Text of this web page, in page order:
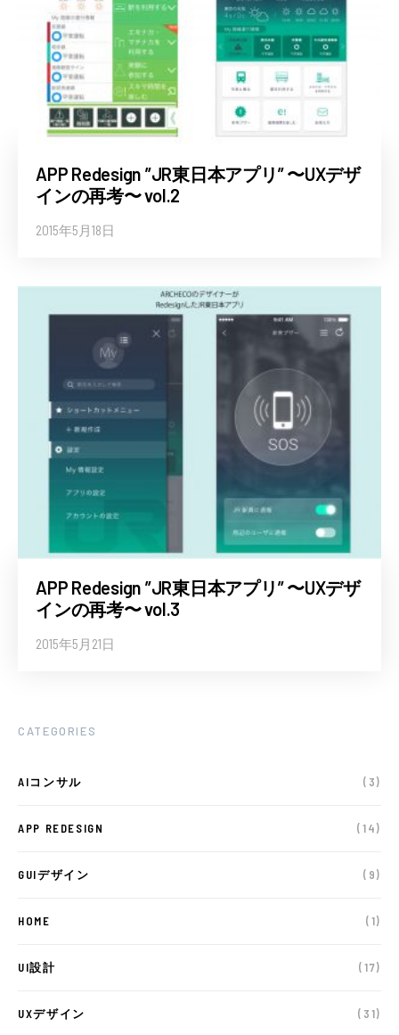
APP Redesign ”JR東日本アプリ” 〜UXデザ
インの再考〜 vol.2
2015年5月18日
APP Redesign ”JR東日本アプリ” 〜UXデザ
インの再考〜 vol.3
2015年5月21日
CATEGORIES
AIコンサル (3)
APP REDESIGN (14)
GUIデザイン (9)
HOME (1)
UI設計 (17)
UXデザイン (31)